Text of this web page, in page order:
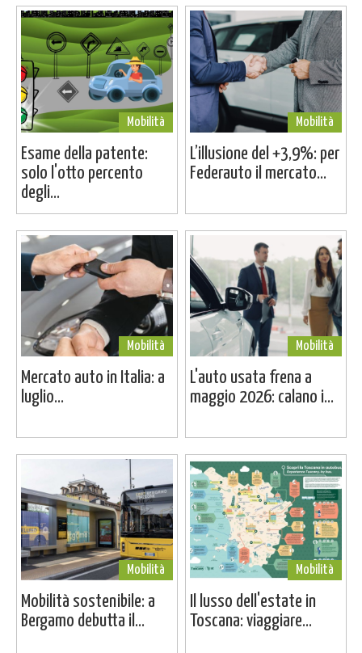
Mobilità
Esame della patente:
solo l'otto percento
degli...
Mobilità
L’illusione del +3,9%: per
Federauto il mercato...
Mobilità
Mercato auto in Italia: a
luglio...
Mobilità
L'auto usata frena a
maggio 2026: calano i...
Mobilità
Mobilità sostenibile: a
Bergamo debutta il...
Mobilità
Il lusso dell'estate in
Toscana: viaggiare...